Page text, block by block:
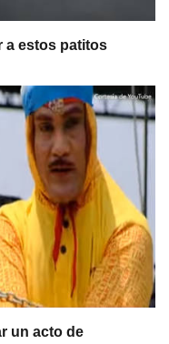
a estos patitos
un acto de